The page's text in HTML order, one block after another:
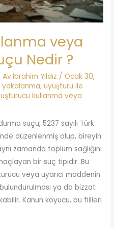
veya
Nedir ?
Av.İbrahim Yıldız /Ocak 30,
,uyuşturu ile
kullanma veya
suçu, 5237 sayılı Türk
düzenlenmiş olup, bireyin
zamanda toplum sağlığını
bir suç tipidir. Bu
veya uyarıcı maddenin
ya da bizzat
Kanun koyucu, bu fiilleri